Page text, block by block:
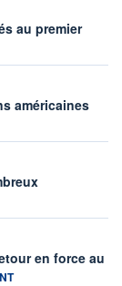
au premier
américaines
en force au